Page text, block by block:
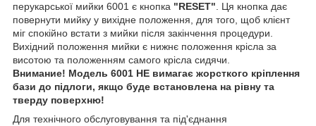
перукарської мийки 6001 є кнопка "RESET". Ця кнопка дає
повернути мийку у вихідне положення, для того, щоб клієнт
міг спокійно встати з мийки після закінчення процедури.
Вихідний положення мийки є нижнє положення крісла за
висотою та положенням самого крісла сидячи.
Внимание! Модель 6001 НЕ вимагає жорсткого кріплення
бази до підлоги, якщо буде встановлена на рівну та
тверду поверхню!
Для технічного обслуговування та під'єднання